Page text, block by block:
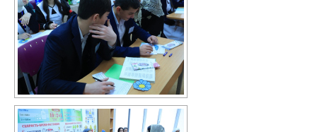
Комплексная безопасность
Противодействие терроризму и
экстремизму
Безопасность дорожного движения
Противодействие коррупции